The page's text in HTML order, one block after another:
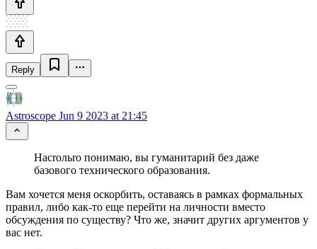
Reply
Astroscope Jun 9 2023 at 21:45
Насrольrо понимаю, вы гуманитарий без даже
базового технического образования.
Вам хочется меня оскорбить, оставаясь в рамках формальных
правил, либо как-то еще перейти на личности вместо
обсуждения по существу? Что же, значит других аргументов у
вас нет.